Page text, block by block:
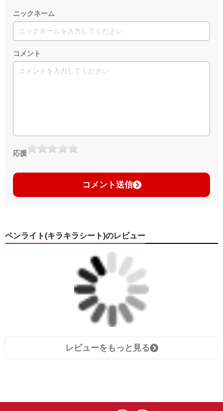
ニックネーム
コメント
応援
コメント送信
ペンライト(キラキラシート)のレビュー
レビューをもっと見る